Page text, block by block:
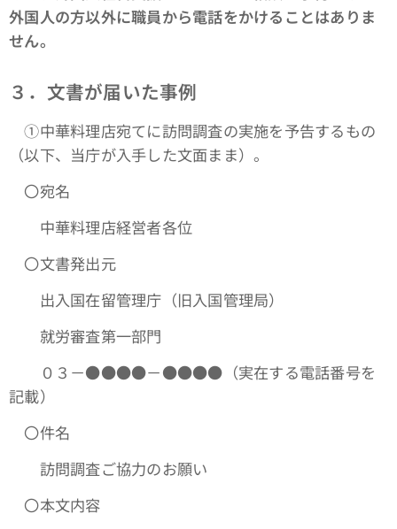
外国人の方以外に職員から電話をかけることはありま
せん。
３．文書が届いた事例
①中華料理店宛てに訪問調査の実施を予告するもの
（以下、当庁が入手した文面まま）。
〇宛名
中華料理店経営者各位
〇文書発出元
出入国在留管理庁（旧入国管理局）
就労審査第一部門
０３－●●●●－●●●●（実在する電話番号を
記載）
〇件名
訪問調査ご協力のお願い
〇本文内容